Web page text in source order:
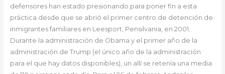
defensores han estado presionando para poner fin a esta
práctica desde que se abrió el primer centro de detención de
inmigrantes familiares en Leesport, Pensilvania, en 2001.
Durante la administración de Obama y el primer año de la
administración de Trump (el único año de la administración
para el que hay datos disponibles), un allí se retenía una media